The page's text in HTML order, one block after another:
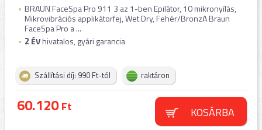
BRAUN FaceSpa Pro 911 3 az 1-ben Epilátor, 10 mikronyílás,
Mikrovibrációs applikátorfej, Wet Dry, Fehér/BronzA Braun
FaceSpa Pro a ...
2 ÉVhivatalos, gyári garancia
Szállítási díj: 990 Ft-tól raktáron
60.120Ft KOSÁRBA